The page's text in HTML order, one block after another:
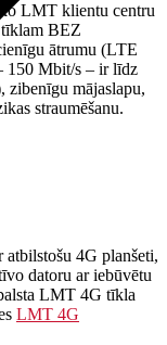
LMT klientu centru
tīklam BEZ
ātrumu (LTE
150 Mbit/s – ir līdz
zibenīgu mājaslapu,
straumēšanu.
4G planšeti,
datoru ar iebūvētu
LMT 4G tīkla
LMT 4G